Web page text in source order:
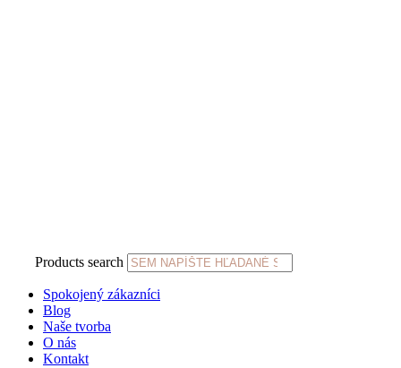
Products search
Spokojený zákazníci
Blog
Naše tvorba
O nás
Kontakt